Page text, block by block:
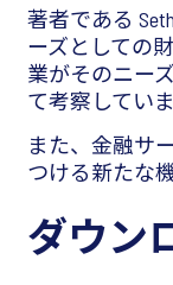
著者である
ーズとしての
業がそのニー
て考察していま
また、金融サ
つける新たな
ダウン